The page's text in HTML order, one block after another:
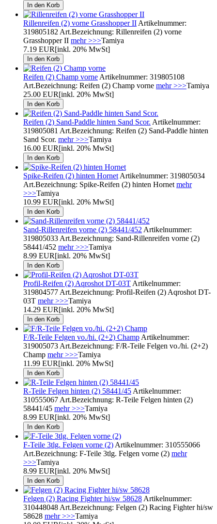
Rillenreifen (2) vorne Grasshopper II Artikelnummer:
319805182 Art.Bezeichnung: Rillenreifen (2) vorne
Grasshopper II mehr >>>Tamiya
7.19 EUR[inkl. 20% MwSt]
Reifen (2) Champ vorne Artikelnummer: 319805108
Art.Bezeichnung: Reifen (2) Champ vorne mehr >>>Tamiya
25.00 EUR[inkl. 20% MwSt]
Reifen (2) Sand-Paddle hinten Sand Scor. Artikelnummer:
319805081 Art.Bezeichnung: Reifen (2) Sand-Paddle hinten
Sand Scor. mehr >>>Tamiya
16.00 EUR[inkl. 20% MwSt]
Spike-Reifen (2) hinten Hornet Artikelnummer: 319805034
Art.Bezeichnung: Spike-Reifen (2) hinten Hornet mehr
>>>Tamiya
10.99 EUR[inkl. 20% MwSt]
Sand-Rillenreifen vorne (2) 58441/452 Artikelnummer:
319805033 Art.Bezeichnung: Sand-Rillenreifen vorne (2)
58441/452 mehr >>>Tamiya
8.99 EUR[inkl. 20% MwSt]
Profil-Reifen (2) Aqroshot DT-03T Artikelnummer:
319804577 Art.Bezeichnung: Profil-Reifen (2) Aqroshot DT-
03T mehr >>>Tamiya
14.29 EUR[inkl. 20% MwSt]
F/R-Teile Felgen vo./hi. (2+2) Champ Artikelnummer:
319005073 Art.Bezeichnung: F/R-Teile Felgen vo./hi. (2+2)
Champ mehr >>>Tamiya
11.99 EUR[inkl. 20% MwSt]
R-Teile Felgen hinten (2) 58441/45 Artikelnummer:
310555067 Art.Bezeichnung: R-Teile Felgen hinten (2)
58441/45 mehr >>>Tamiya
8.99 EUR[inkl. 20% MwSt]
F-Teile 3tlg. Felgen vorne (2) Artikelnummer: 310555066
Art.Bezeichnung: F-Teile 3tlg. Felgen vorne (2) mehr
>>>Tamiya
8.99 EUR[inkl. 20% MwSt]
Felgen (2) Racing Fighter hi/sw 58628 Artikelnummer:
310448048 Art.Bezeichnung: Felgen (2) Racing Fighter hi/sw
58628 mehr >>>Tamiya